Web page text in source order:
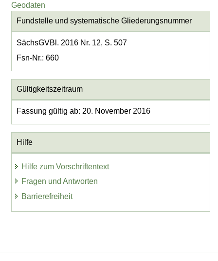
Geodaten
Fundstelle und systematische Gliederungsnummer
SächsGVBl. 2016 Nr. 12, S. 507
Fsn-Nr.: 660
Gültigkeitszeitraum
Fassung gültig ab: 20. November 2016
Hilfe
Hilfe zum Vorschriftentext
Fragen und Antworten
Barrierefreiheit